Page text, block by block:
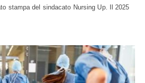
stampa del sindacato Nursing Up. Il 2025